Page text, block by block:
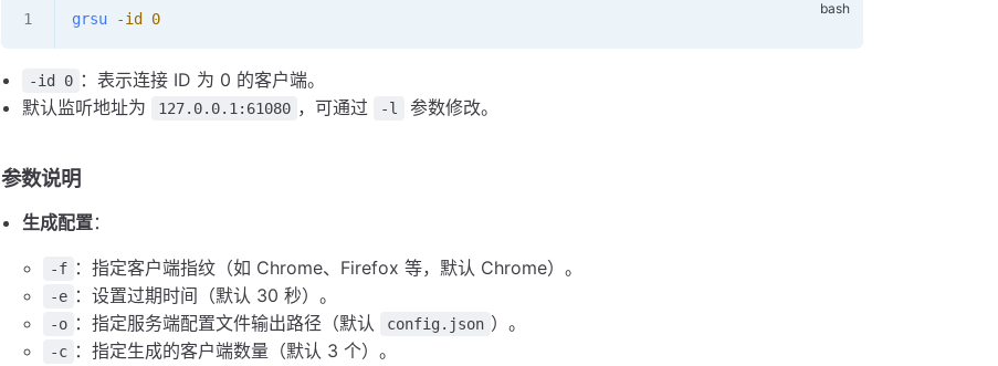
grsu -id 0
-id 0 ：表示连接 ID 为 0 的客户端。
默认监听地址为
127.0.0.1:61080 ，可通过 -l 参数修改。
参数说明
生成配置：
-f ：指定客户端指纹（如 Chrome、Firefox 等，默认 Chrome）。
-e ：设置过期时间（默认 30 秒）。
-o ：指定服务端配置文件输出路径（默认 config.json ）。
-c ：指定生成的客户端数量（默认 3 个）。